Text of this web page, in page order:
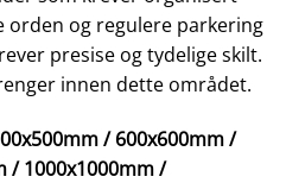
orden og regulere parkering
presise og tydelige skilt.
innen dette området.
/ 600x600mm /
/ 1000x1000mm /